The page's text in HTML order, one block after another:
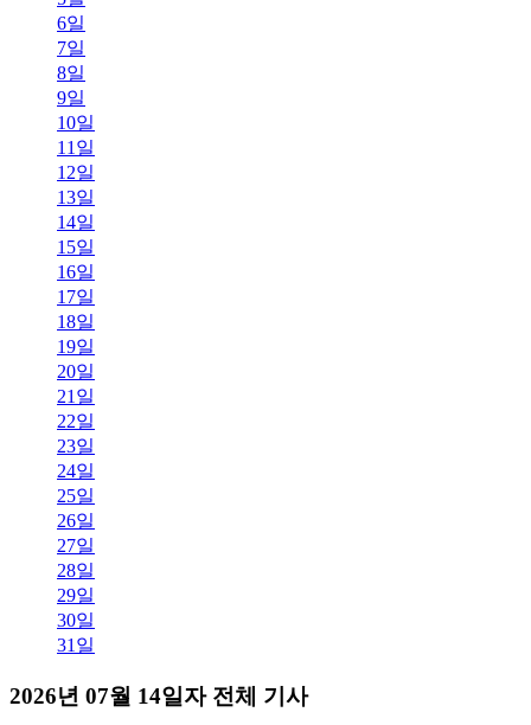
6일
7일
8일
9일
10일
11일
12일
13일
14일
15일
16일
17일
18일
19일
20일
21일
22일
23일
24일
25일
26일
27일
28일
29일
30일
31일
2026년 07월 14일자 전체 기사